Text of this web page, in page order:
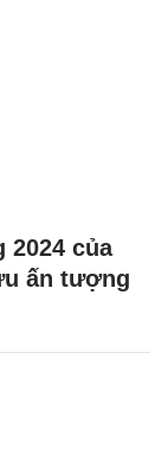
2024 của
ấn tượng